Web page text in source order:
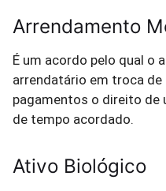
Arrendamento
É um acordo pelo qual o
arrendatário em troca
pagamentos o direito de
de tempo acordado.
Ativo Biológico